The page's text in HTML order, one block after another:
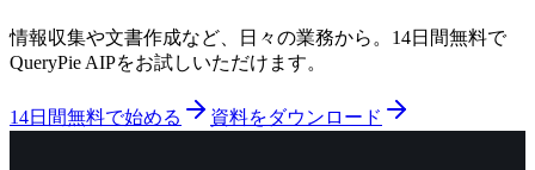
情報収集や文書作成など、日々の業務から。14日間無料で
QueryPie AIPをお試しいただけます。
14日間無料で始める 資料をダウンロード